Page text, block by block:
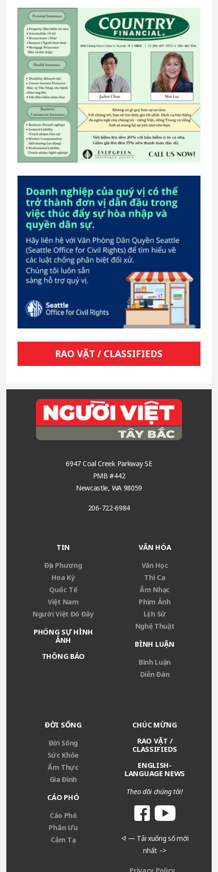
RAO VẶT / CLASSIFIEDS
Footer
6947 Coal Creek Parkway SE
PMB #442
Newcastle, WA 98059
206-722-6984
TIN
Địa Phương
Hoa Kỳ
Quốc Tế
Việt Nam
Người Việt Đó Đây
PHÓNG SỰ HÌNH
ẢNH
THÔNG BÁO
VĂN HÓA
Văn Học
Thi Ca
Âm Nhạc
Phim Ảnh
Lịch Sử
Nghệ Thuật
BÌNH LUẬN
Bình Luận
Diễn Đàn
ĐỜI SỐNG
Đời Sống
Sức Khỏe
Ẩm Thực
Gia Đình
CÁO PHÓ
Cáo Phó
Phân Ưu
Cảm Tạ
CHÚC MỪNG
RAO VẶT /
CLASSIFIEDS
ENGLISH-
LANGUAGE NEWS
Theo dõi chúng tôi!
<! — Tải xuống số mới
nhất –>